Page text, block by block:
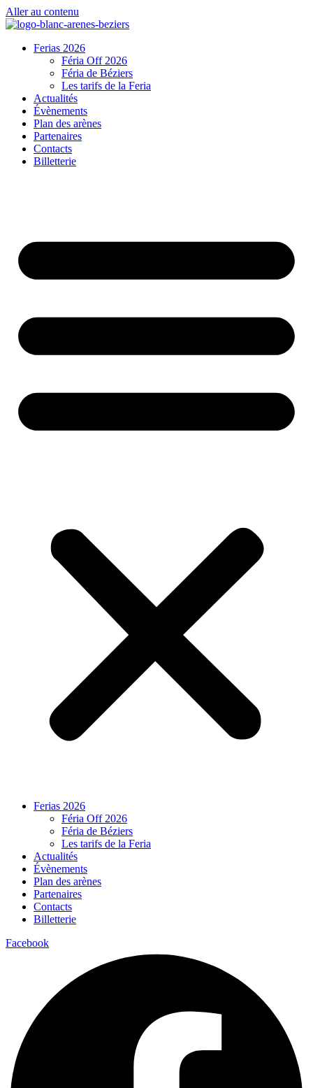
Aller au contenu
Ferias 2026
Féria Off 2026
Féria de Béziers
Les tarifs de la Feria
Actualités
Évènements
Plan des arènes
Partenaires
Contacts
Billetterie
Ferias 2026
Féria Off 2026
Féria de Béziers
Les tarifs de la Feria
Actualités
Évènements
Plan des arènes
Partenaires
Contacts
Billetterie
Facebook